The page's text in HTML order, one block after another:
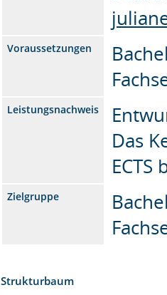
Voraussetzungen
Leistungsnachweis
Das
Zielgruppe
Strukturbaum